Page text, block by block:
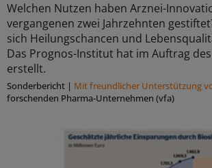
Welchen Nutzen haben Arznei-
vergangenen zwei Jahrzehnten
sich Heilungschancen und
Das Prognos-Institut hat im Auftrag
erstellt.
Sonderbericht | Mit freundlicher Unterstützung
forschenden Pharma-Unternehmen (vfa)